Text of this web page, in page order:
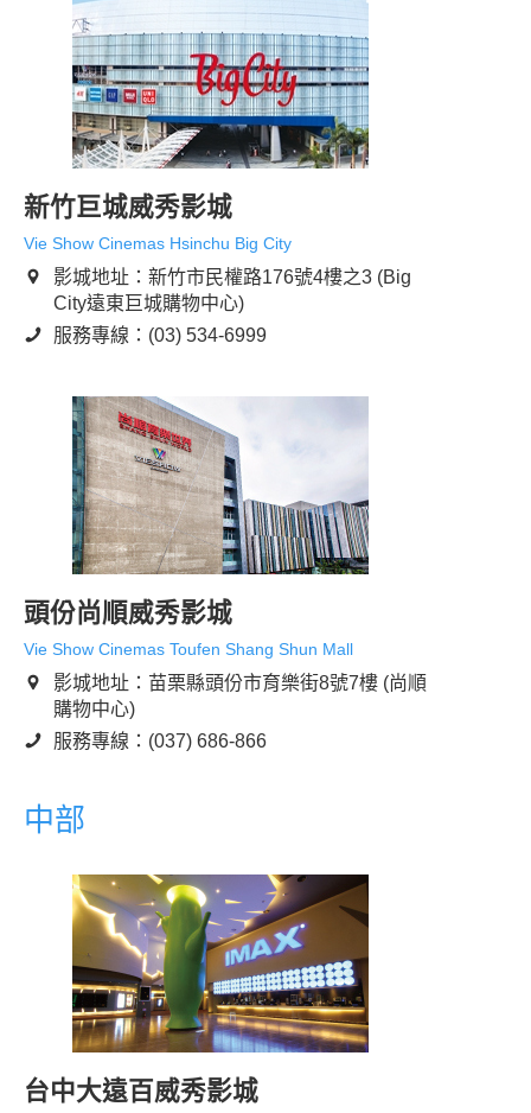
新竹巨城威秀影城
Vie Show Cinemas Hsinchu Big City
影城地址：新竹市民權路176號4樓之3 (Big
City遠東巨城購物中心)
服務專線：(03) 534-6999
頭份尚順威秀影城
Vie Show Cinemas Toufen Shang Shun Mall
影城地址：苗栗縣頭份市育樂街8號7樓 (尚順
購物中心)
服務專線：(037) 686-866
中部
台中大遠百威秀影城